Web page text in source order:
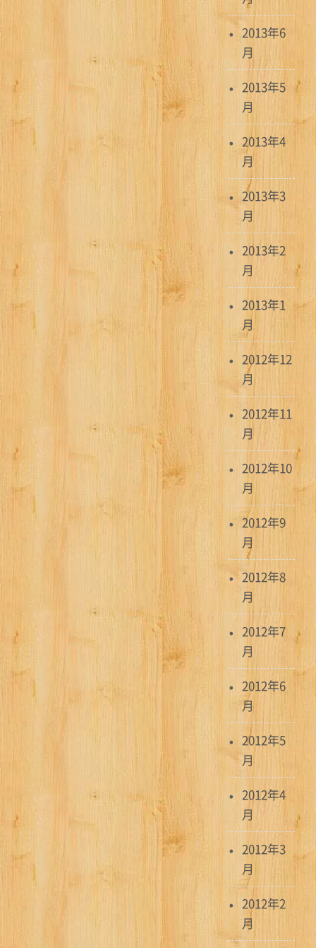
2013年6
月
2013年5
月
2013年4
月
2013年3
月
2013年2
月
2013年1
月
2012年12
月
2012年11
月
2012年10
月
2012年9
月
2012年8
月
2012年7
月
2012年6
月
2012年5
月
2012年4
月
2012年3
月
2012年2
月